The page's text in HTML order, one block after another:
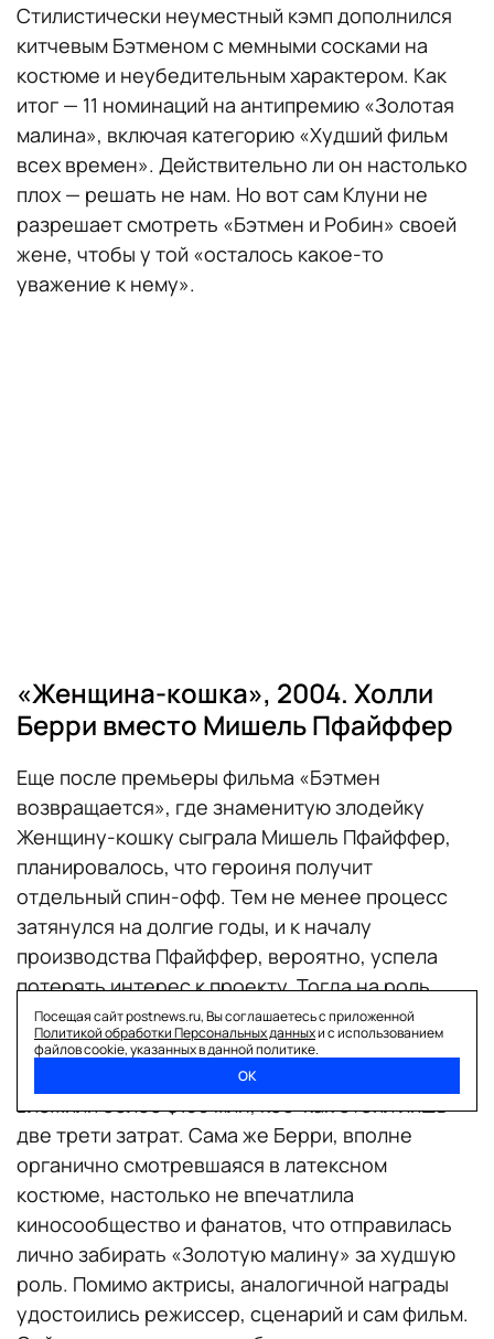
Стилистически неуместный кэмп дополнился
китчевым Бэтменом с мемными сосками на
костюме и неубедительным характером. Как
итог — 11 номинаций на антипремию «Золотая
малина», включая категорию «Худший фильм
всех времен». Действительно ли он настолько
плох — решать не нам. Но вот сам Клуни не
разрешает смотреть «Бэтмен и Робин» своей
жене, чтобы у той «осталось какое‑то
уважение к нему».
«Женщина-кошка», 2004. Холли
Берри вместо Мишель Пфайффер
Еще после премьеры фильма «Бэтмен
возвращается», где знаменитую злодейку
Женщину-кошку сыграла Мишель Пфайффер,
планировалось, что героиня получит
отдельный спин-офф. Тем не менее процесс
затянулся на долгие годы, и к началу
производства Пфайффер, вероятно, успела
потерять интерес к проекту. Тогда на роль
пригласили молодую оскароносную Холли
Берри.
К общему удивлению, кинокомикс, в который
вложили более $130 млн, кое-как отбил лишь
две трети затрат. Сама же Берри, вполне
органично смотревшаяся в латексном
костюме, настолько не впечатлила
киносообщество и фанатов, что отправилась
лично забирать «Золотую малину» за худшую
роль. Помимо актрисы, аналогичной награды
удостоились режиссер, сценарий и сам фильм.
Посещая сайт postnews.ru, Вы соглашаетесь с приложенной
Политикой обработки Персональных данныхи с использованием
файлов cookie, указанных в данной политике.
ОК